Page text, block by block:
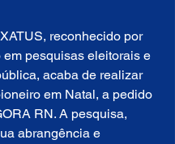
reconhecido por
em pesquisas eleitorais e
acaba de realizar
em Natal, a pedido
RN. A pesquisa,
abrangência e